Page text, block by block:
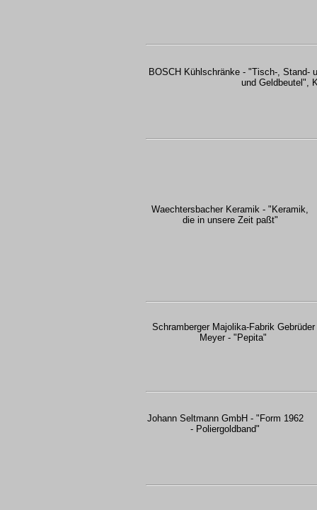
BOSCH Kühlschränke - "Tisch-, Stand-
und Geldbeutel",
Waechtersbacher Keramik - "Keramik,
die in unsere Zeit paßt"
Schramberger Majolika-Fabrik Gebrüder
Meyer - "Pepita"
Johann Seltmann GmbH - "Form 1962
- Poliergoldband"